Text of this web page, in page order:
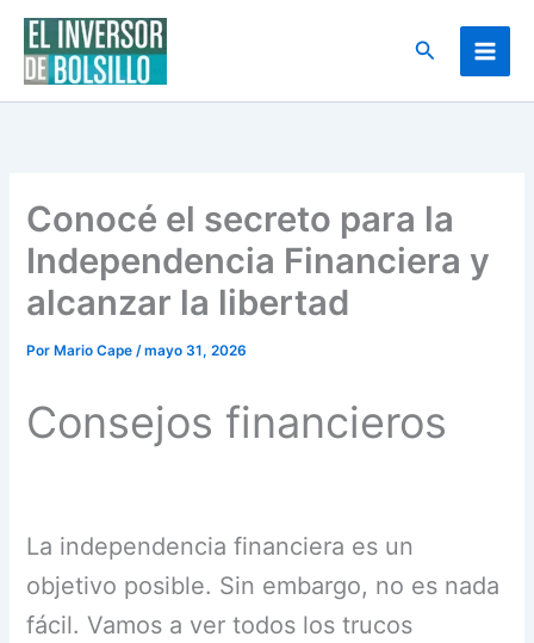
contenido
Buscar
Conocé el secreto para la
Independencia Financiera y
alcanzar la libertad
Por Mario Cape/mayo 31, 2026
Consejos financieros
La independencia financiera es un
objetivo posible. Sin embargo, no es nada
fácil. Vamos a ver todos los trucos